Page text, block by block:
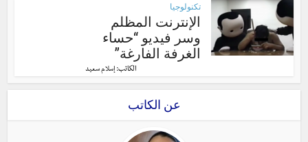
تكنولوجيا
الإنترنت المظلم
وسر فيديو “حساء
الغرفة الفارغة”
الكاتب: إسلام سعيد
عن الكاتب